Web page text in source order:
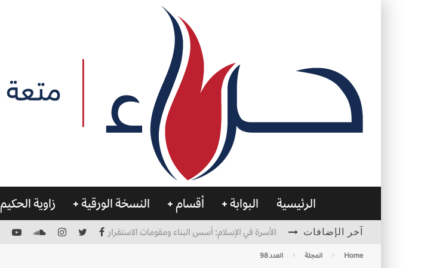
الرئيسية البوابة أقسام النسخة الورقية زاوية الحكيم
آخر الإضافات الأسرة في الإسلام: أسس البناء ومقومات الاستقرار
العظام… صمتٌ يحمل الحياة Home المجلة العدد 98